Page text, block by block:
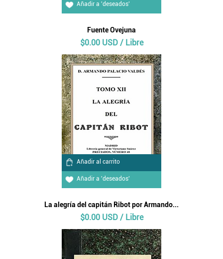
Añadir a 'deseados'
Fuente Ovejuna
$0.00 USD / Libre
Añadir al carrito
Añadir a 'deseados'
La alegría del capitán Ribot por Armando...
$0.00 USD / Libre